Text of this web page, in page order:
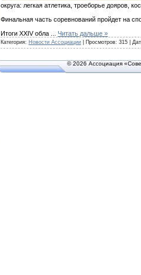
округа: легкая атлетика, троеборье дояров,
Финальная часть соревнований пройдет на
Итоги XXIV обла
Читать дальше »
Категория: Новости Ассоциации | Просмотров: 315 |
© 2026 Ассоциация